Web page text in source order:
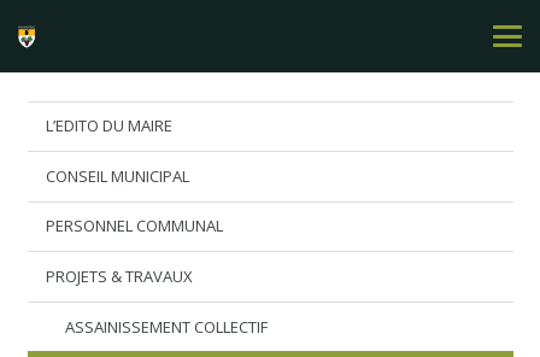
L’EDITO DU MAIRE
CONSEIL MUNICIPAL
PERSONNEL COMMUNAL
PROJETS & TRAVAUX
ASSAINISSEMENT COLLECTIF